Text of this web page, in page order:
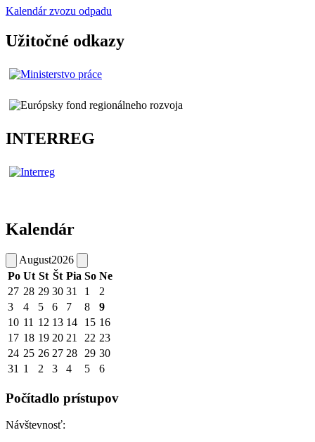
Kalendár zvozu odpadu
Užitočné odkazy
INTERREG
Kalendár
August2026
Po Ut St Št Pia So Ne
27 28 29 30 31 1
2
3
4 5 6 7 8
9
10 11 12 13 14 15 16
17 18 19 20 21 22 23
24 25 26 27 28 29 30
31 1 2 3 4 5 6
Počítadlo prístupov
Návštevnosť: